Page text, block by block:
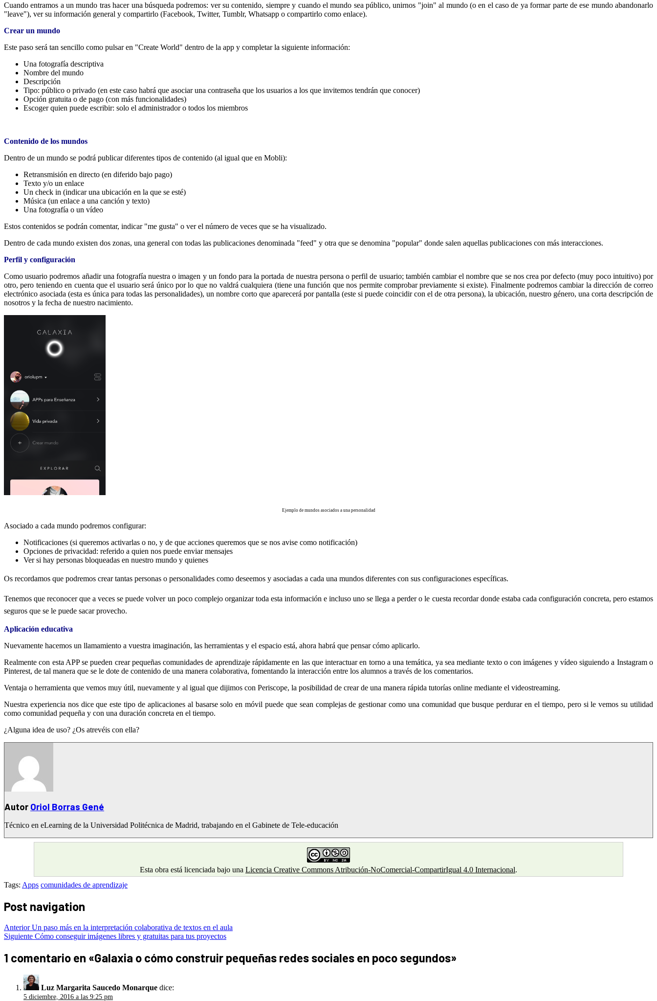
Cuando entramos a un mundo tras hacer una búsqueda podremos: ver su contenido, siempre y cuando el mundo sea público, unirnos "join" al mundo (o en el caso de ya formar parte de ese mundo abandonarlo
"leave"), ver su información general y compartirlo (Facebook, Twitter, Tumblr, Whatsapp o compartirlo como enlace).
Crear un mundo
Este paso será tan sencillo como pulsar en "Create World" dentro de la app y completar la siguiente información:
Una fotografía descriptiva
Nombre del mundo
Descripción
Tipo: público o privado (en este caso habrá que asociar una contraseña que los usuarios a los que invitemos tendrán que conocer)
Opción gratuita o de pago (con más funcionalidades)
Escoger quien puede escribir: solo el administrador o todos los miembros
Contenido de los mundos
Dentro de un mundo se podrá publicar diferentes tipos de contenido (al igual que en Mobli):
Retransmisión en directo (en diferido bajo pago)
Texto y/o un enlace
Un check in (indicar una ubicación en la que se esté)
Música (un enlace a una canción y texto)
Una fotografía o un vídeo
Estos contenidos se podrán comentar, indicar "me gusta" o ver el número de veces que se ha visualizado.
Dentro de cada mundo existen dos zonas, una general con todas las publicaciones denominada "feed" y otra que se denomina "popular" donde salen aquellas publicaciones con más interacciones.
Perfil y configuración
Como usuario podremos añadir una fotografía nuestra o imagen y un fondo para la portada de nuestra persona o perfil de usuario; también cambiar el nombre que se nos crea por defecto (muy poco intuitivo) por
otro, pero teniendo en cuenta que el usuario será único por lo que no valdrá cualquiera (tiene una función que nos permite comprobar previamente si existe). Finalmente podremos cambiar la dirección de correo
electrónico asociada (esta es única para todas las personalidades), un nombre corto que aparecerá por pantalla (este si puede coincidir con el de otra persona), la ubicación, nuestro género, una corta descripción de
nosotros y la fecha de nuestro nacimiento.
Ejemplo de mundos asociados a una personalidad
Asociado a cada mundo podremos configurar:
Notificaciones (si queremos activarlas o no, y de que acciones queremos que se nos avise como notificación)
Opciones de privacidad: referido a quien nos puede enviar mensajes
Ver si hay personas bloqueadas en nuestro mundo y quienes
Os recordamos que podremos crear tantas personas o personalidades como deseemos y asociadas a cada una mundos diferentes con sus configuraciones específicas.
Tenemos que reconocer que a veces se puede volver un poco complejo organizar toda esta información e incluso uno se llega a perder o le cuesta recordar donde estaba cada configuración concreta, pero estamos
seguros que se le puede sacar provecho.
Aplicación educativa
Nuevamente hacemos un llamamiento a vuestra imaginación, las herramientas y el espacio está, ahora habrá que pensar cómo aplicarlo.
Realmente con esta APP se pueden crear pequeñas comunidades de aprendizaje rápidamente en las que interactuar en torno a una temática, ya sea mediante texto o con imágenes y vídeo siguiendo a Instagram o
Pinterest, de tal manera que se le dote de contenido de una manera colaborativa, fomentando la interacción entre los alumnos a través de los comentarios.
Ventaja o herramienta que vemos muy útil, nuevamente y al igual que dijimos con Periscope, la posibilidad de crear de una manera rápida tutorías online mediante el videostreaming.
Nuestra experiencia nos dice que este tipo de aplicaciones al basarse solo en móvil puede que sean complejas de gestionar como una comunidad que busque perdurar en el tiempo, pero si le vemos su utilidad
como comunidad pequeña y con una duración concreta en el tiempo.
¿Alguna idea de uso? ¿Os atrevéis con ella?
Autor Oriol Borras Gené
Técnico en eLearning de la Universidad Politécnica de Madrid, trabajando en el Gabinete de Tele-educación
Esta obra está licenciada bajo una Licencia Creative Commons Atribución-NoComercial-CompartirIgual 4.0 Internacional.
Tags: Apps comunidades de aprendizaje
Post navigation
AnteriorUn paso más en la interpretación colaborativa de textos en el aula
Siguiente Cómo conseguir imágenes libres y gratuitas para tus proyectos
1 comentario en «Galaxia o cómo construir pequeñas redes sociales en poco segundos»
Luz Margarita Saucedo Monarque dice:
5 diciembre, 2016 a las 9:25 pm